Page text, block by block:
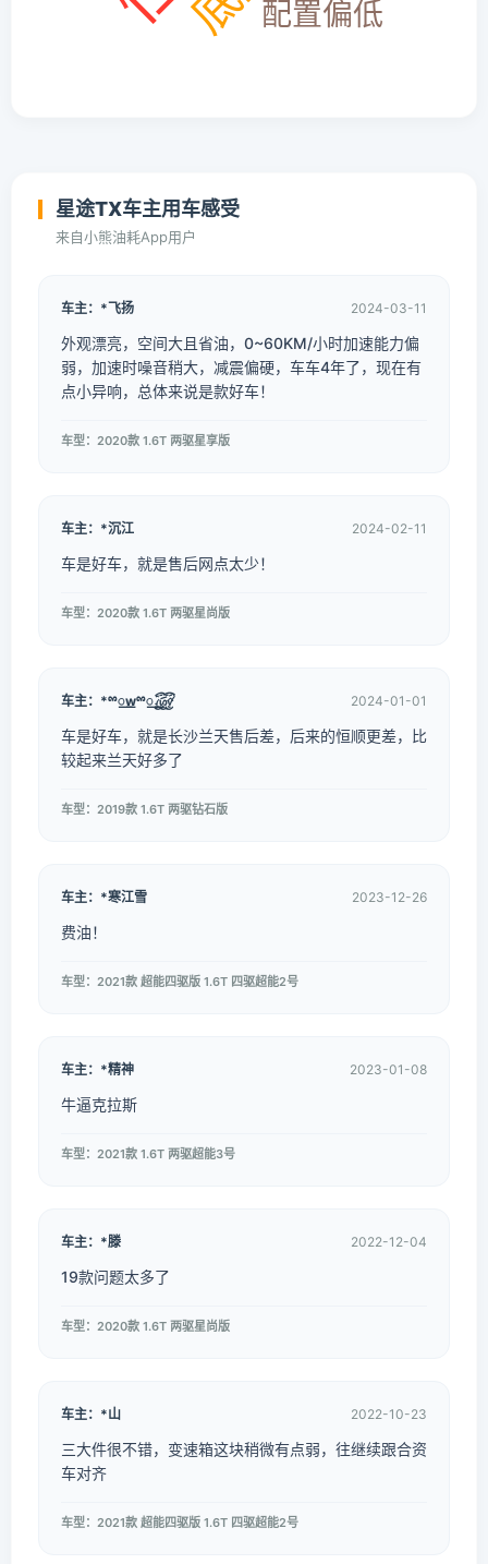
星途TX车主用车感受
来自小熊油耗App用户
车主：*飞扬 2024-03-11
外观漂亮，空间大且省油，0~60KM/小时加速能力偏
弱，加速时噪音稍大，减震偏硬，车车4年了，现在有
点小异响，总体来说是款好车！
车型：2020款 1.6T 两驱星享版
车主：*沉江 2024-02-11
车是好车，就是售后网点太少！
车型：2020款 1.6T 两驱星尚版
车主：*ྉ꯭wྉ꯭꫞ 2024-01-01
车是好车，就是长沙兰天售后差，后来的恒顺更差，比
较起来兰天好多了
车型：2019款 1.6T 两驱钻石版
车主：*寒江雪 2023-12-26
费油！
车型：2021款 超能四驱版 1.6T 四驱超能2号
车主：*精神 2023-01-08
牛逼克拉斯
车型：2021款 1.6T 两驱超能3号
车主：*滕 2022-12-04
19款问题太多了
车型：2020款 1.6T 两驱星尚版
车主：*山 2022-10-23
三大件很不错，变速箱这块稍微有点弱，往继续跟合资
车对齐
车型：2021款 超能四驱版 1.6T 四驱超能2号